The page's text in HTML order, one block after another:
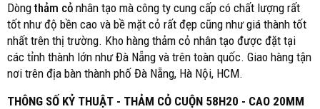
Dòngthảm cỏ nhân tạo mà công ty cung cấp có chất lượng rất
tốt như độ bền cao và bề mặt cỏ rất đẹp cũng như giá thành tốt
nhất trên thị trường. Kho hàng thảm cỏ nhân tạo được đặt tại
các tỉnh thành lớn như Đà Nẵng và trên toàn quốc. Giao hàng tận
nơi trên địa bàn thành phố Đà Nẵng, Hà Nội, HCM.
THÔNG SỐ KỶ THUẬT - THẢM CỎ CUỘN 58H20 - CAO 20MM